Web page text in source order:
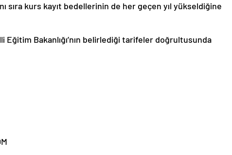
sıra kurs kayıt bedellerinin de her geçen yıl yükseldiğine
Eğitim Bakanlığı’nın belirlediği tarifeler doğrultusunda